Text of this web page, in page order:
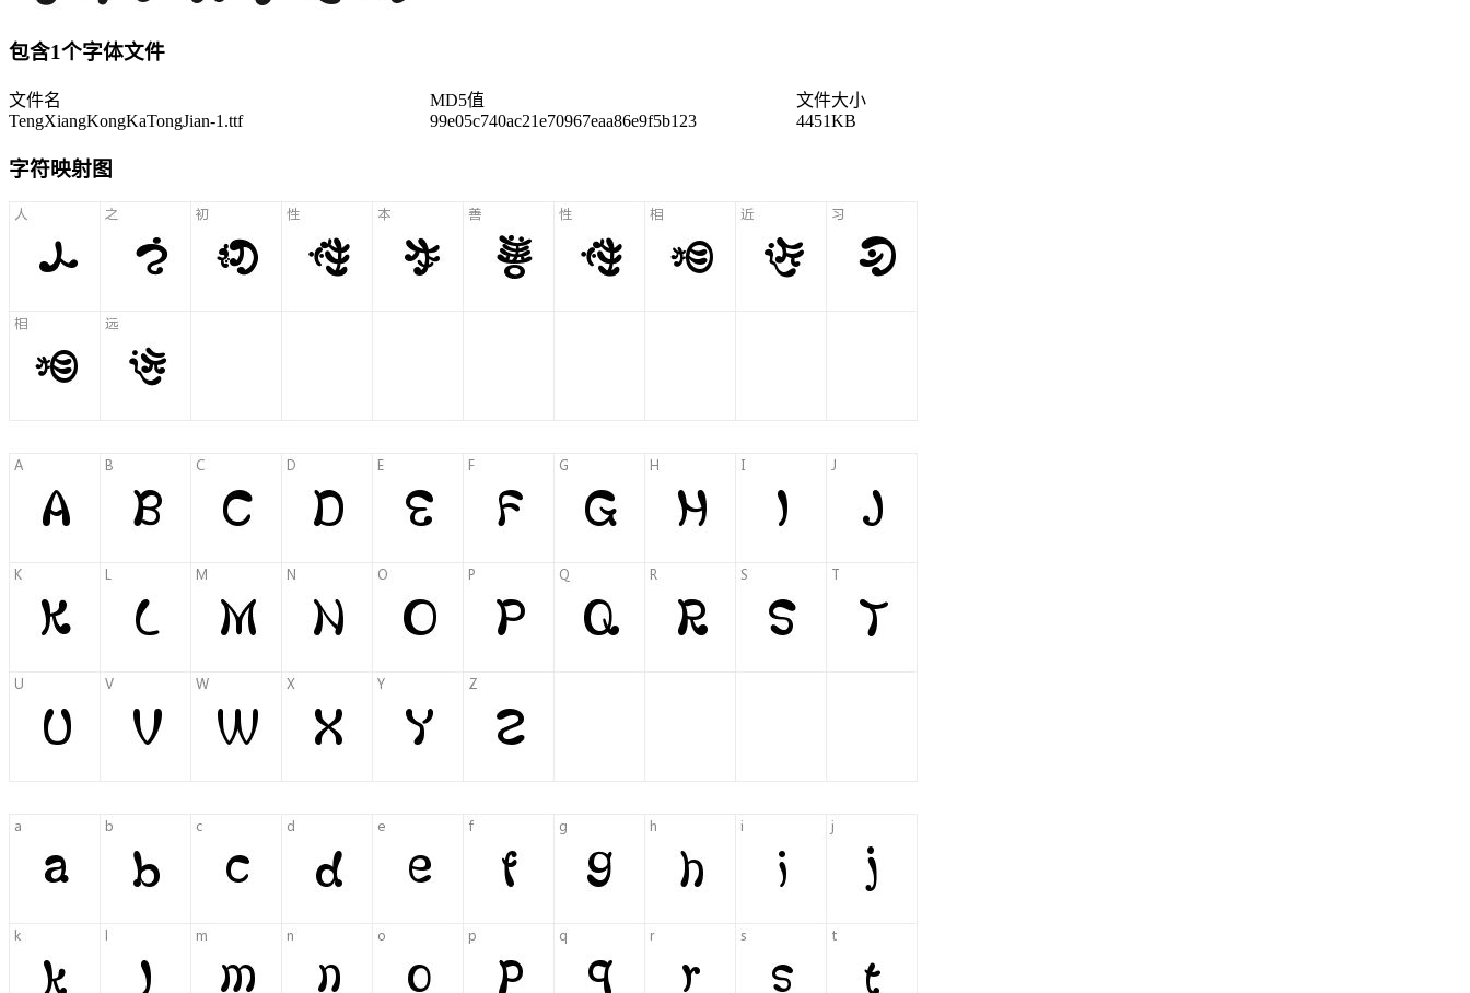
包含1个字体文件
文件名 MD5值
文件大小
TengXiangKongKaTongJian-1.ttf
99e05c740ac21e70967eaa86e9f5b123 4451KB
字符映射图